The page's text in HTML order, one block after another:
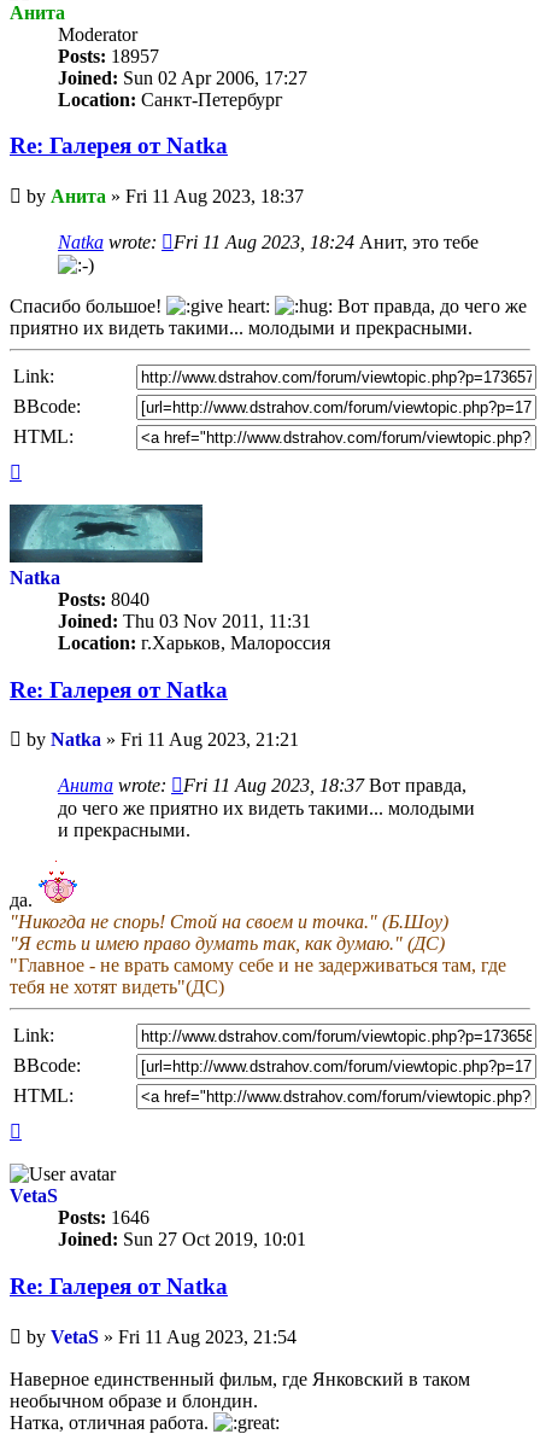
Анита
Мoderator
Posts: 18957
Joined: Sun 02 Apr 2006, 17:27
Location: Санкт-Петербург
Re: Галерея от Natka
Unread
post
by Анита » Fri 11 Aug 2023, 18:37
Natka wrote: Fri 11 Aug 2023, 18:24 Анит, это тебе
Спасибо большое!
Вот правда, до чего же
приятно их видеть такими... молодыми и прекрасными.
Link:
BBcode:
HTML:
Natka
Posts: 8040
Joined: Thu 03 Nov 2011, 11:31
Location: г.Харьков, Малороссия
Re: Галерея от Natka
Unread
post
by Natka » Fri 11 Aug 2023, 21:21
Анита wrote: Fri 11 Aug 2023, 18:37Вот правда,
до чего же приятно их видеть такими... молодыми
и прекрасными.
да.
"Никогда не спорь! Стой на своем и точка." (Б.Шоу)
"Я есть и имею право думать так, как думаю." (ДС)
"Главное - не врать самому себе и не задерживаться там, где
тебя не хотят видеть"(ДС)
Link:
BBcode:
HTML:
VetaS
Posts: 1646
Joined: Sun 27 Oct 2019, 10:01
Re: Галерея от Natka
Unread
post
by VetaS » Fri 11 Aug 2023, 21:54
Наверное единственный фильм, где Янковский в таком
необычном образе и блондин.
Натка, отличная работа.